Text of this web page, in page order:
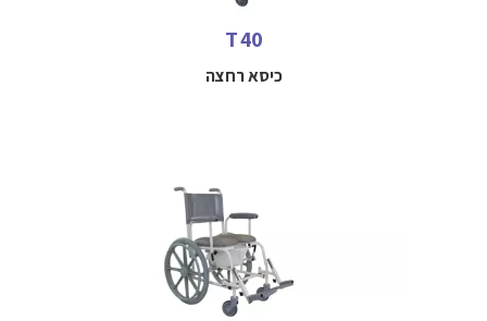
T 40
כיסא רחצה
כיסא רחצה להנעה עצמית עם גלגי הנעה אחוריים
למידע נוסף חייגו